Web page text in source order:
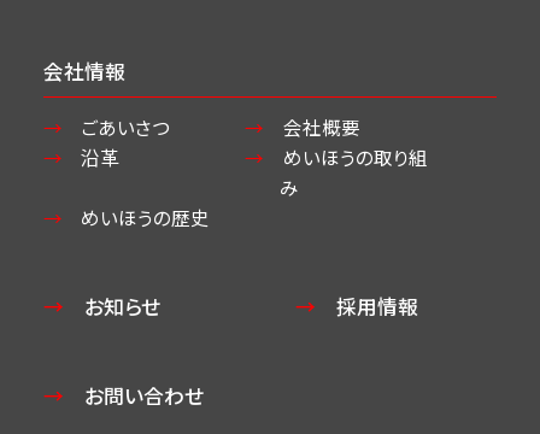
会社情報
ごあいさつ
会社概要
沿革
めいほうの取り組
み
めいほうの歴史
お知らせ 採用情報
お問い合わせ